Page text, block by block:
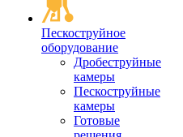
Пескоструйное
оборудование
Дробеструйные
камеры
Пескоструйные
камеры
Готовые